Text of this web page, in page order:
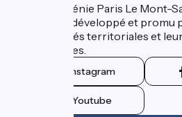
La Véloscénie Paris Le Mont-
itinéraire développé et promu
collectivités territoriales et
touristiques.
Instagram
Youtube